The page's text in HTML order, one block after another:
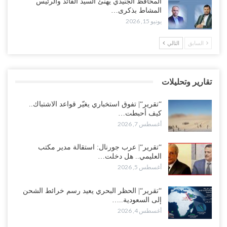
الرئاسي مرحلة التفكك المؤسسي..!
أغسطس 5, 2026
حضرموت على حافة الانفجار.. اشتباكات قبلية مع فصائل سعودية
وسط معركة سعودية لإسقاط آخر معاقل الزبيدي.. القبائل تستنفر و”درع
الوطن” تبدأ الانتشار..!
أغسطس 5, 2026
خلافات الرواتب تشعل مواجهة داخل معسكر التحالف… والإصلاح يصعّد
في جبهات مأرب وتعز والضالع..!
أغسطس 5, 2026
تعميد الشهادات يشعل غضباً واسعاً..!
أغسطس 5, 2026
المشاط بذكرى…
يونيو 15, 2026
السابق التالي
تقارير وتحليلات
“تقرير“| تفوق استخباري يغيّر قواعد الاشتباك..
كيف أحبطت…
أغسطس 7, 2026
“تقرير“| عرب جورنال: استقالة مدير مكتب
العليمي.. هل دخلت…
أغسطس 5, 2026
“تقرير“| الحظر البحري يعيد رسم خرائط الشحن
إلى السعودية..…
أغسطس 4, 2026